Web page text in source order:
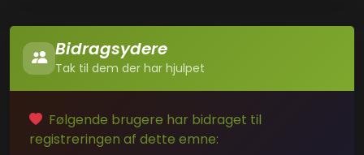
Bidragsydere
Tak til dem der har hjulpet
Følgende brugere har bidraget til
registreringen af dette emne: